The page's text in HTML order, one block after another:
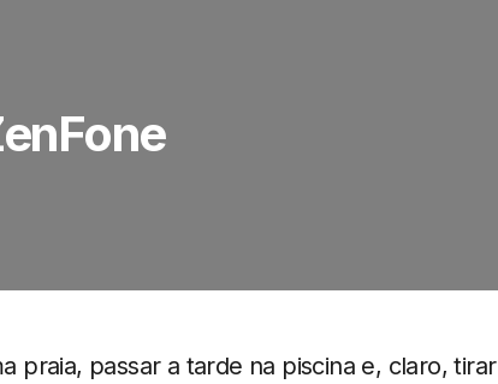
praia, passar a tarde na piscina e, claro, tirar